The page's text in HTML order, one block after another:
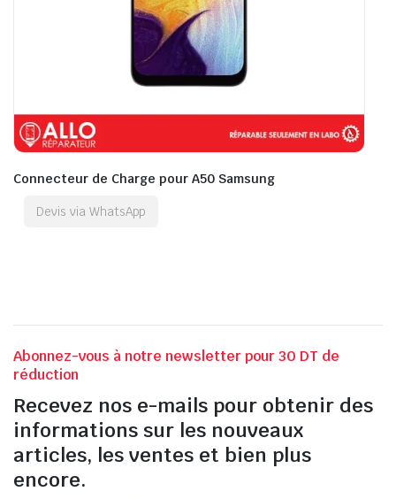
Connecteur de Charge pour A50 Samsung
Devis via WhatsApp
Abonnez-vous à notre newsletter pour 30 DT de
réduction
Recevez nos e-mails pour obtenir des
informations sur les nouveaux
articles, les ventes et bien plus
encore.